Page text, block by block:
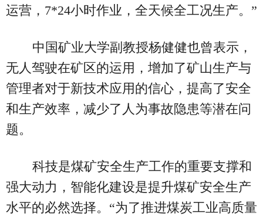
运营，7*24小时作业，全天候全工况生产。”
中国矿业大学副教授杨健健也曾表示，
无人驾驶在矿区的运用，增加了矿山生产与
管理者对于新技术应用的信心，提高了安全
和生产效率，减少了人为事故隐患等潜在问
题。
科技是煤矿安全生产工作的重要支撑和
强大动力，智能化建设是提升煤矿安全生产
水平的必然选择。“为了推进煤炭工业高质量